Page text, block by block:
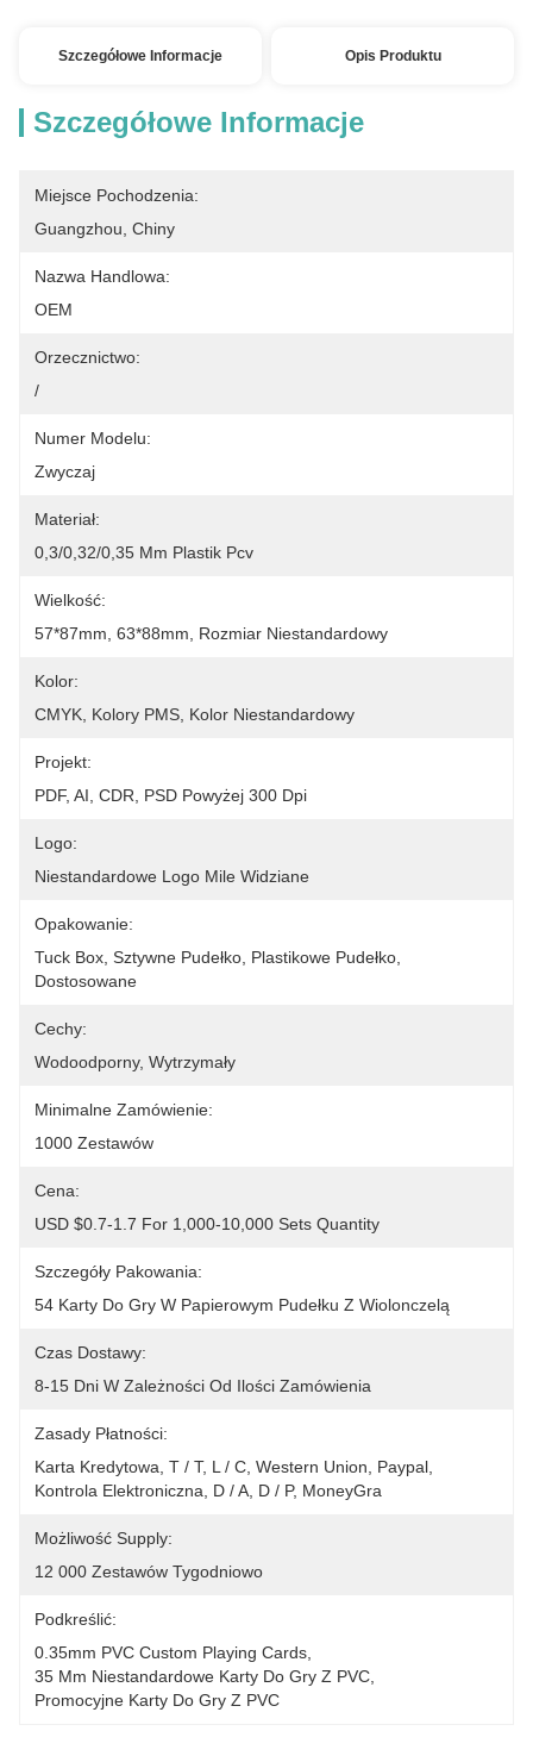
Szczegółowe Informacje Opis Produktu
Szczegółowe Informacje
Miejsce Pochodzenia:
Guangzhou, Chiny
Nazwa Handlowa:
OEM
Orzecznictwo:
/
Numer Modelu:
Zwyczaj
Materiał:
0,3/0,32/0,35 Mm Plastik Pcv
Wielkość:
57*87mm, 63*88mm, Rozmiar Niestandardowy
Kolor:
CMYK, Kolory PMS, Kolor Niestandardowy
Projekt:
PDF, AI, CDR, PSD Powyżej 300 Dpi
Logo:
Niestandardowe Logo Mile Widziane
Opakowanie:
Tuck Box, Sztywne Pudełko, Plastikowe Pudełko,
Dostosowane
Cechy:
Wodoodporny, Wytrzymały
Minimalne Zamówienie:
1000 Zestawów
Cena:
USD $0.7-1.7 For 1,000-10,000 Sets Quantity
Szczegóły Pakowania:
54 Karty Do Gry W Papierowym Pudełku Z Wiolonczelą
Czas Dostawy:
8-15 Dni W Zależności Od Ilości Zamówienia
Zasady Płatności:
Karta Kredytowa, T / T, L / C, Western Union, Paypal,
Kontrola Elektroniczna, D / A, D / P, MoneyGra
Możliwość Supply:
12 000 Zestawów Tygodniowo
Podkreślić:
0.35mm PVC Custom Playing Cards
35 Mm Niestandardowe Karty Do Gry Z PVC
Promocyjne Karty Do Gry Z PVC